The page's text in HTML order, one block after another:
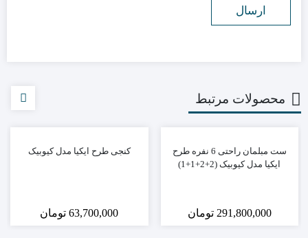
محصولات مرتبط
ست مبلمان راحتی 6 نفره طرح
ایکیا مدل کیوبیک (2+2+1+1)
291,800,000 تومان
کنجی طرح ایکیا مدل کیوبیک
63,700,000 تومان